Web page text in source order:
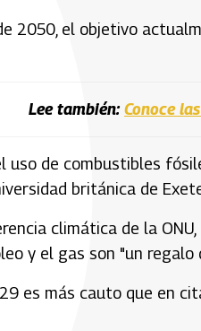
2050, el objetivo
Lee también: Conoce
uso de combustibles
británica de
climática de la
y el gas son "un regalo
es más cauto que en